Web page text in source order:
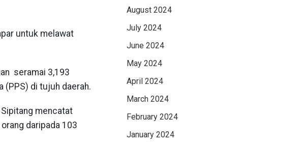
untuk melawat
seramai 3,193
(PPS) di tujuh daerah.
mencatat
daripada 103
August 2024
July 2024
June 2024
May 2024
April 2024
March 2024
February 2024
January 2024